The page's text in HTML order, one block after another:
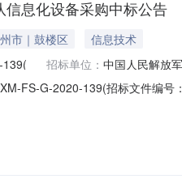
息化设备采购中标公告
市｜鼓楼区
信息技术
139( 招标单位： 中国人民解放
FS-G-2020-139(招标文件编
技有限公司MCU华为